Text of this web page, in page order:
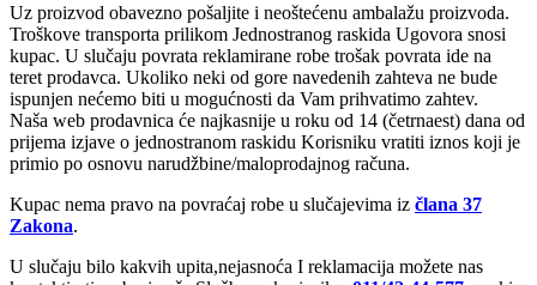
Uz proizvod obavezno pošaljite i neoštećenu ambalažu proizvoda.
Troškove transporta prilikom Jednostranog raskida Ugovora snosi
kupac. U slučaju povrata reklamirane robe trošak povrata ide na
teret prodavca. Ukoliko neki od gore navedenih zahteva ne bude
ispunjen nećemo biti u mogućnosti da Vam prihvatimo zahtev.
Naša web prodavnica će najkasnije u roku od 14 (četrnaest) dana od
prijema izjave o jednostranom raskidu Korisniku vratiti iznos koji je
primio po osnovu narudžbine/maloprodajnog računa.
Kupac nema pravo na povraćaj robe u slučajevima iz člana 37
Zakona.
U slučaju bilo kakvih upita,nejasnoća I reklamacija možete nas